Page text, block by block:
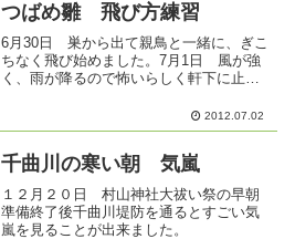
つばめ雛 飛び方練習
6月30日 巣から出て親鳥と一緒に、ぎこ
ちなく飛び始めました。7月1日 風が強
く、雨が降るので怖いらしく軒下に止ま
た。 もうすぐ、旅立つのか
な？
2012.07.02
千曲川の寒い朝 気嵐
１２月２０日 村山神社大祓い祭の早朝
準備終了後千曲川堤防を通るとすごい気
嵐を見ることが出来ました。